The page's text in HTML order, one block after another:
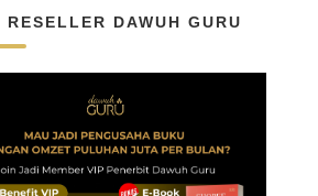
RESELLER DAWUH GURU